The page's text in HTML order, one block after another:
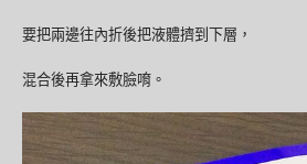
要把兩邊往內折後把液體擠到下層，
混合後再拿來敷臉唷。